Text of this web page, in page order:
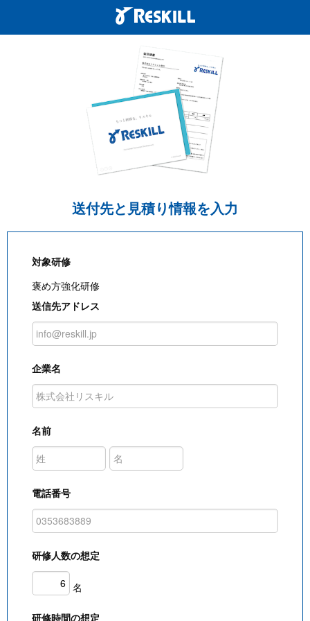
送付先と見積り情報を入力
対象研修
褒め方強化研修
送信先アドレス
企業名
名前
電話番号
研修人数の想定
名
研修時間の想定